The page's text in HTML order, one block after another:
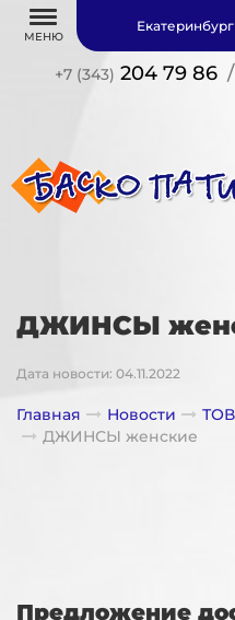
МЕНЮ
+7 (343) 204 79 86 /
ДЖИНСЫ
Дата новости: 04.11.2022
Главная Новости
ДЖИНСЫ женские
Предложение